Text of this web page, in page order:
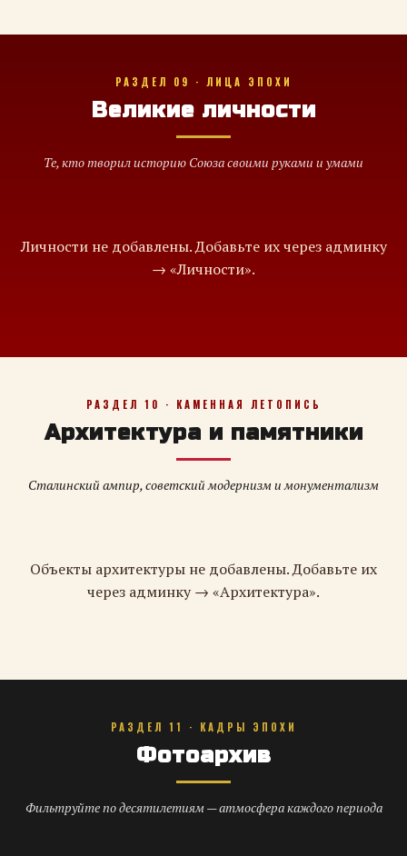
РАЗДЕЛ 09 · ЛИЦА ЭПОХИ
Великие личности
Те, кто творил историю Союза своими руками и умами
Личности не добавлены. Добавьте их через админку
→ «Личности».
РАЗДЕЛ 10 · КАМЕННАЯ ЛЕТОПИСЬ
Архитектура и памятники
Сталинский ампир, советский модернизм и монументализм
Объекты архитектуры не добавлены. Добавьте их
через админку → «Архитектура».
РАЗДЕЛ 11 · КАДРЫ ЭПОХИ
Фотоархив
Фильтруйте по десятилетиям — атмосфера каждого периода